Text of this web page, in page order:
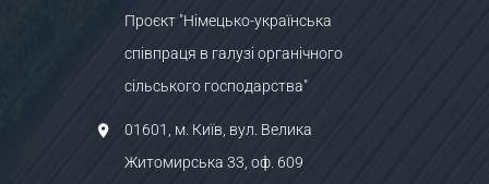
Проєкт "Німецько-українська
співпраця в галузі органічного
сільського господарства"
01601, м. Київ, вул. Велика
Житомирська 33, оф. 609